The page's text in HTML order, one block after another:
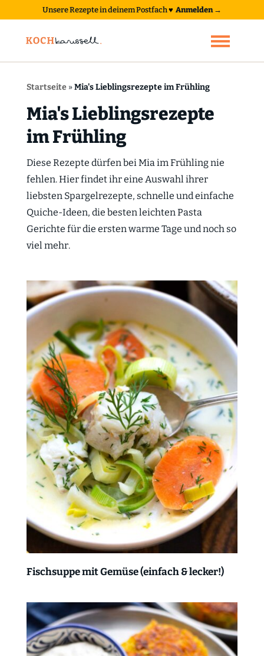
Unsere Rezepte in deinem Postfach♥ Anmelden →
Startseite»Mia's Lieblingsrezepte im Frühling
Mia's Lieblingsrezepte
im Frühling
Diese Rezepte dürfen bei Mia im Frühling nie
fehlen. Hier findet ihr eine Auswahl ihrer
liebsten Spargelrezepte, schnelle und einfache
Quiche-Ideen, die besten leichten Pasta
Gerichte für die ersten warme Tage und noch so
viel mehr.
Fischsuppe mit Gemüse (einfach & lecker!)